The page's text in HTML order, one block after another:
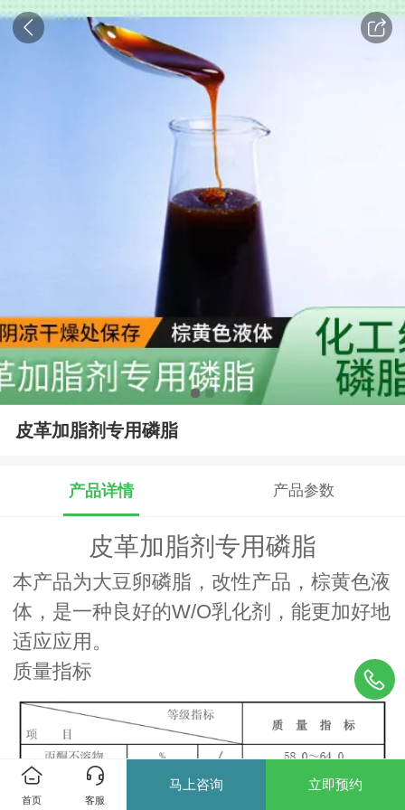
皮革加脂剂专用磷脂
产品详情 产品参数
皮革加脂剂专用磷脂
本产品为大豆卵磷脂，改性产品，棕黄色液
体，是一种良好的W/O乳化剂，能更加好地
适应应用。
质量指标
首页 客服
马上咨询 立即预约